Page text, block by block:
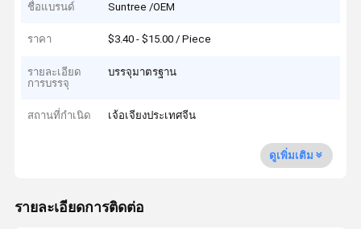
ชื่อแบรนด์ Suntree /OEM
ราคา $3.40 - $15.00 / Piece
รายละเอียด
การบรรจุ
บรรจุมาตรฐาน
สถานที่กำเนิด เจ้อเจียงประเทศจีน
ดูเพิ่มเติม
รายละเอียดการติดต่อ